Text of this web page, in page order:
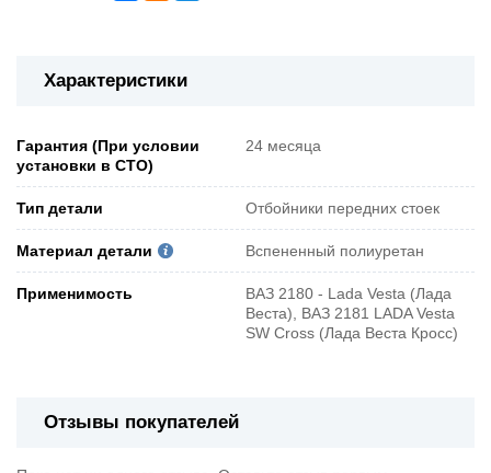
Характеристики
Гарантия (При условии
установки в СТО)
24 месяца
Тип детали Отбойники передних стоек
Материал детали Вспененный полиуретан
Применимость
ВАЗ 2180 - Lada Vesta (Лада
Веста), ВАЗ 2181 LADA Vesta
SW Cross (Лада Веста Кросс)
Отзывы покупателей